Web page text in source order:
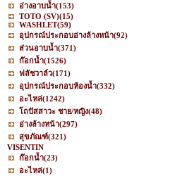
อ่างอาบน้ำ(153)
TOTO (SV)(15)
WASHLET(59)
อุปกรณ์ประกอบอ่างล้างหน้า(92)
ส่วนอาบน้ำ(371)
ก๊อกน้ำ(1526)
ฟลัชวาล์ว(171)
อุปกรณ์ประกอบห้องน้ำ(332)
อะไหล่(1242)
โถปัสสาวะ ชาย/หญิง(48)
อ่างล้างหน้า(297)
สุขภัณฑ์(321)
VISENTIN
ก๊อกน้ำ(23)
อะไหล่(1)